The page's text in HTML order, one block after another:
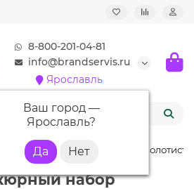
8-800-201-04-81
info@brandservis.ru
Ярославль
Ваш город —
Ярославль?
набор SNAKESKIN,
набор